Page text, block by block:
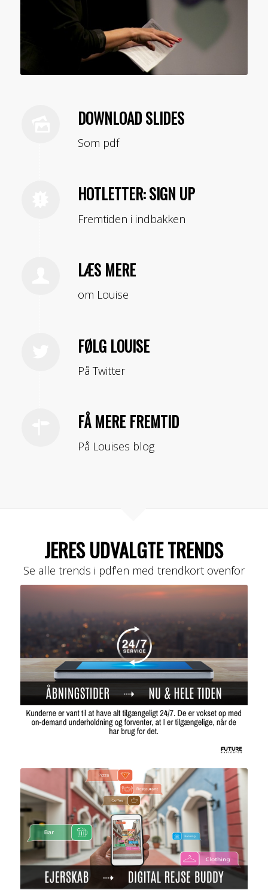
DOWNLOAD SLIDES
Som pdf
HOTLETTER: SIGN UP
Fremtiden i indbakken
LÆS MERE
om Louise
FØLG LOUISE
På Twitter
FÅ MERE FREMTID
På Louises blog
JERES UDVALGTE TRENDS
Se alle trends i pdf’en med trendkort ovenfor